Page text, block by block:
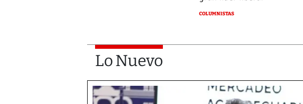
COLUMNISTAS
Lo Nuevo